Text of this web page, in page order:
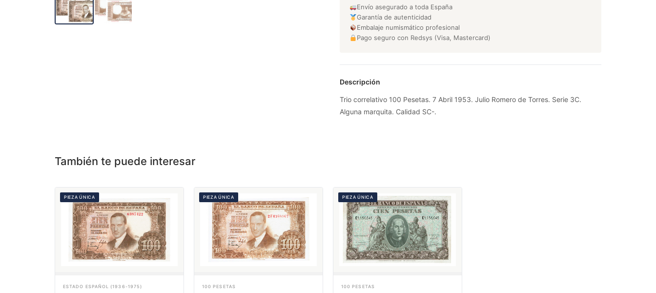
Envío asegurado a toda España
Garantía de autenticidad
Embalaje numismático profesional
Pago seguro con Redsys (Visa, Mastercard)
Descripción
Trio correlativo 100 Pesetas. 7 Abril 1953. Julio Romero de Torres. Serie 3C.
Alguna marquita. Calidad SC-.
También te puede interesar
PIEZA ÚNICA
ESTADO ESPAÑOL (1936-1975)
PIEZA ÚNICA
100 PESETAS
PIEZA ÚNICA
100 PESETAS